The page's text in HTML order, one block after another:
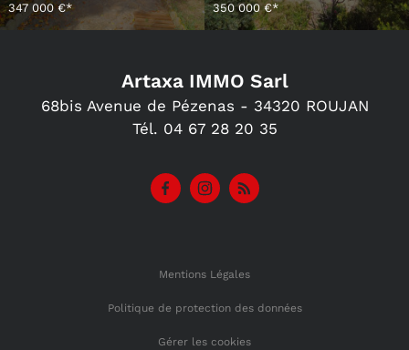
347 000 €*
350 000 €*
Artaxa IMMO Sarl
68bis Avenue de Pézenas - 34320 ROUJAN
Tél. 04 67 28 20 35
Mentions Légales
Politique de protection des données
Gérer les cookies